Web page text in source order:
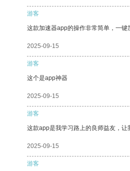
游客
这款加速器app的操作非常简单，一键
2025-09-15
游客
这个是app神器
2025-09-15
游客
这款app是我学习路上的良师益友，让
2025-09-15
游客